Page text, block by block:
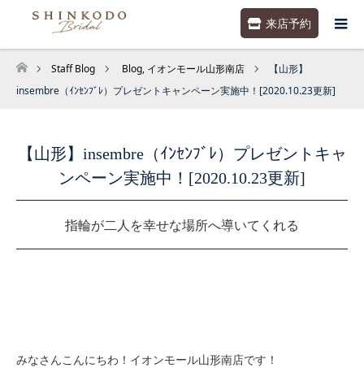
来店予約
ホーム
Staff Blog Blog, イオンモール山形南店
【山形】
insembre（ｲﾝｾﾝﾌﾞﾚ）プレゼントキャンペーン実施中！[2020.10.23更新]
【山形】insembre（ｲﾝｾﾝﾌﾞﾚ）プレゼントキャ
ンペーン実施中！[2020.10.23更新]
指輪が二人を幸せな場所へ導いてくれる
みなさんこんにちわ！イオンモール山形南店です！